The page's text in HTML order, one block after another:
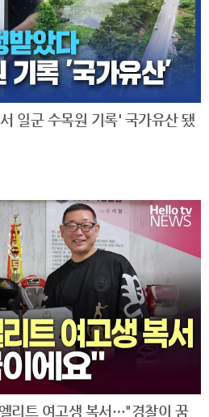
일군 수목원 기록' 국가유산 됐
리트 여고생 복서…"경찰이 꿈